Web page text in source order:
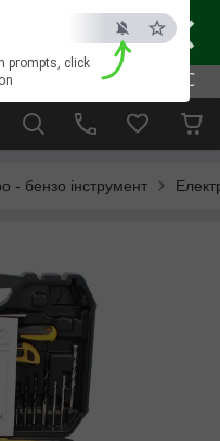
×
ESC
prompts, click
- бензо інструмент